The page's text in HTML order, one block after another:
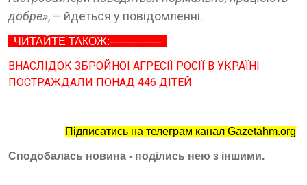
добре», – йдеться у повідомленні.
ЧИТАЙТЕ ТАКОЖ:---------------
ВНАСЛІДОК ЗБРОЙНОЇ АГРЕСІЇ РОСІЇ В УКРАЇНІ
ПОСТРАЖДАЛИ ПОНАД 446 ДІТЕЙ
Підписатись на телеграм канал Gazetahm.org
Сподобалась новина - поділись нею з іншими.